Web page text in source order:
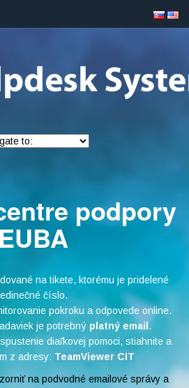
podpory
EUBA
na tikete, ktorému je pridelené
číslo.
pokroku a odpovede online.
je potrebný platný email .
diaľkovej pomoci, stiahnite a
z adresy: TeamViewer CIT
na podvodné emailové správy a